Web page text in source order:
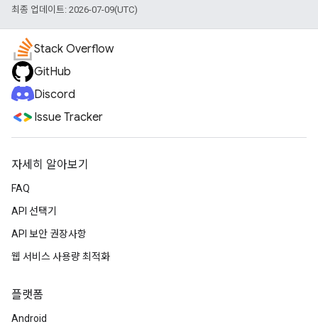
최종 업데이트: 2026-07-09(UTC)
Stack Overflow
GitHub
Discord
Issue Tracker
자세히 알아보기
FAQ
API 선택기
API 보안 권장사항
웹 서비스 사용량 최적화
플랫폼
Android